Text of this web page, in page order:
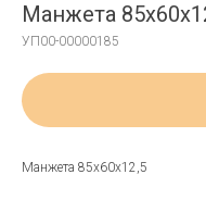
Манжета
УП00-00000185
Манжета 85х60х12,5